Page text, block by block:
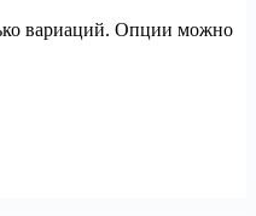
вариаций. Опции можно